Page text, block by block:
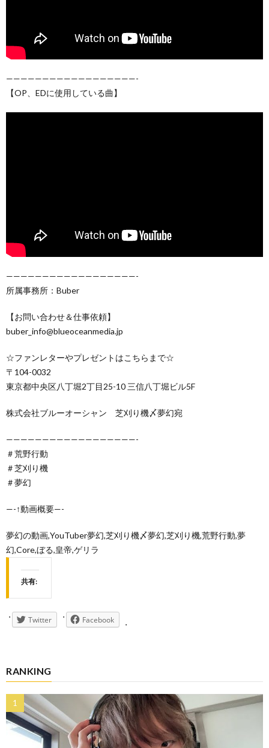
——————————————————-
【OP、EDに使用している曲】
——————————————————-
所属事務所：Buber
【お問い合わせ＆仕事依頼】
buber_info@blueoceanmedia.jp
☆ファンレターやプレゼントはこちらまで☆
〒104-0032
東京都中央区八丁堀2丁目25-10 三信八丁堀ビル5F
株式会社ブルーオーシャン 芝刈り機〆夢幻宛
——————————————————-
＃荒野行動
＃芝刈り機
＃夢幻
—-↑動画概要—-
夢幻の動画,YouTuber夢幻,芝刈り機〆夢幻,芝刈り機,荒野行動,夢
幻,Core,ぼる,皇帝,ゲリラ
共有:
Twitter Facebook
RANKING